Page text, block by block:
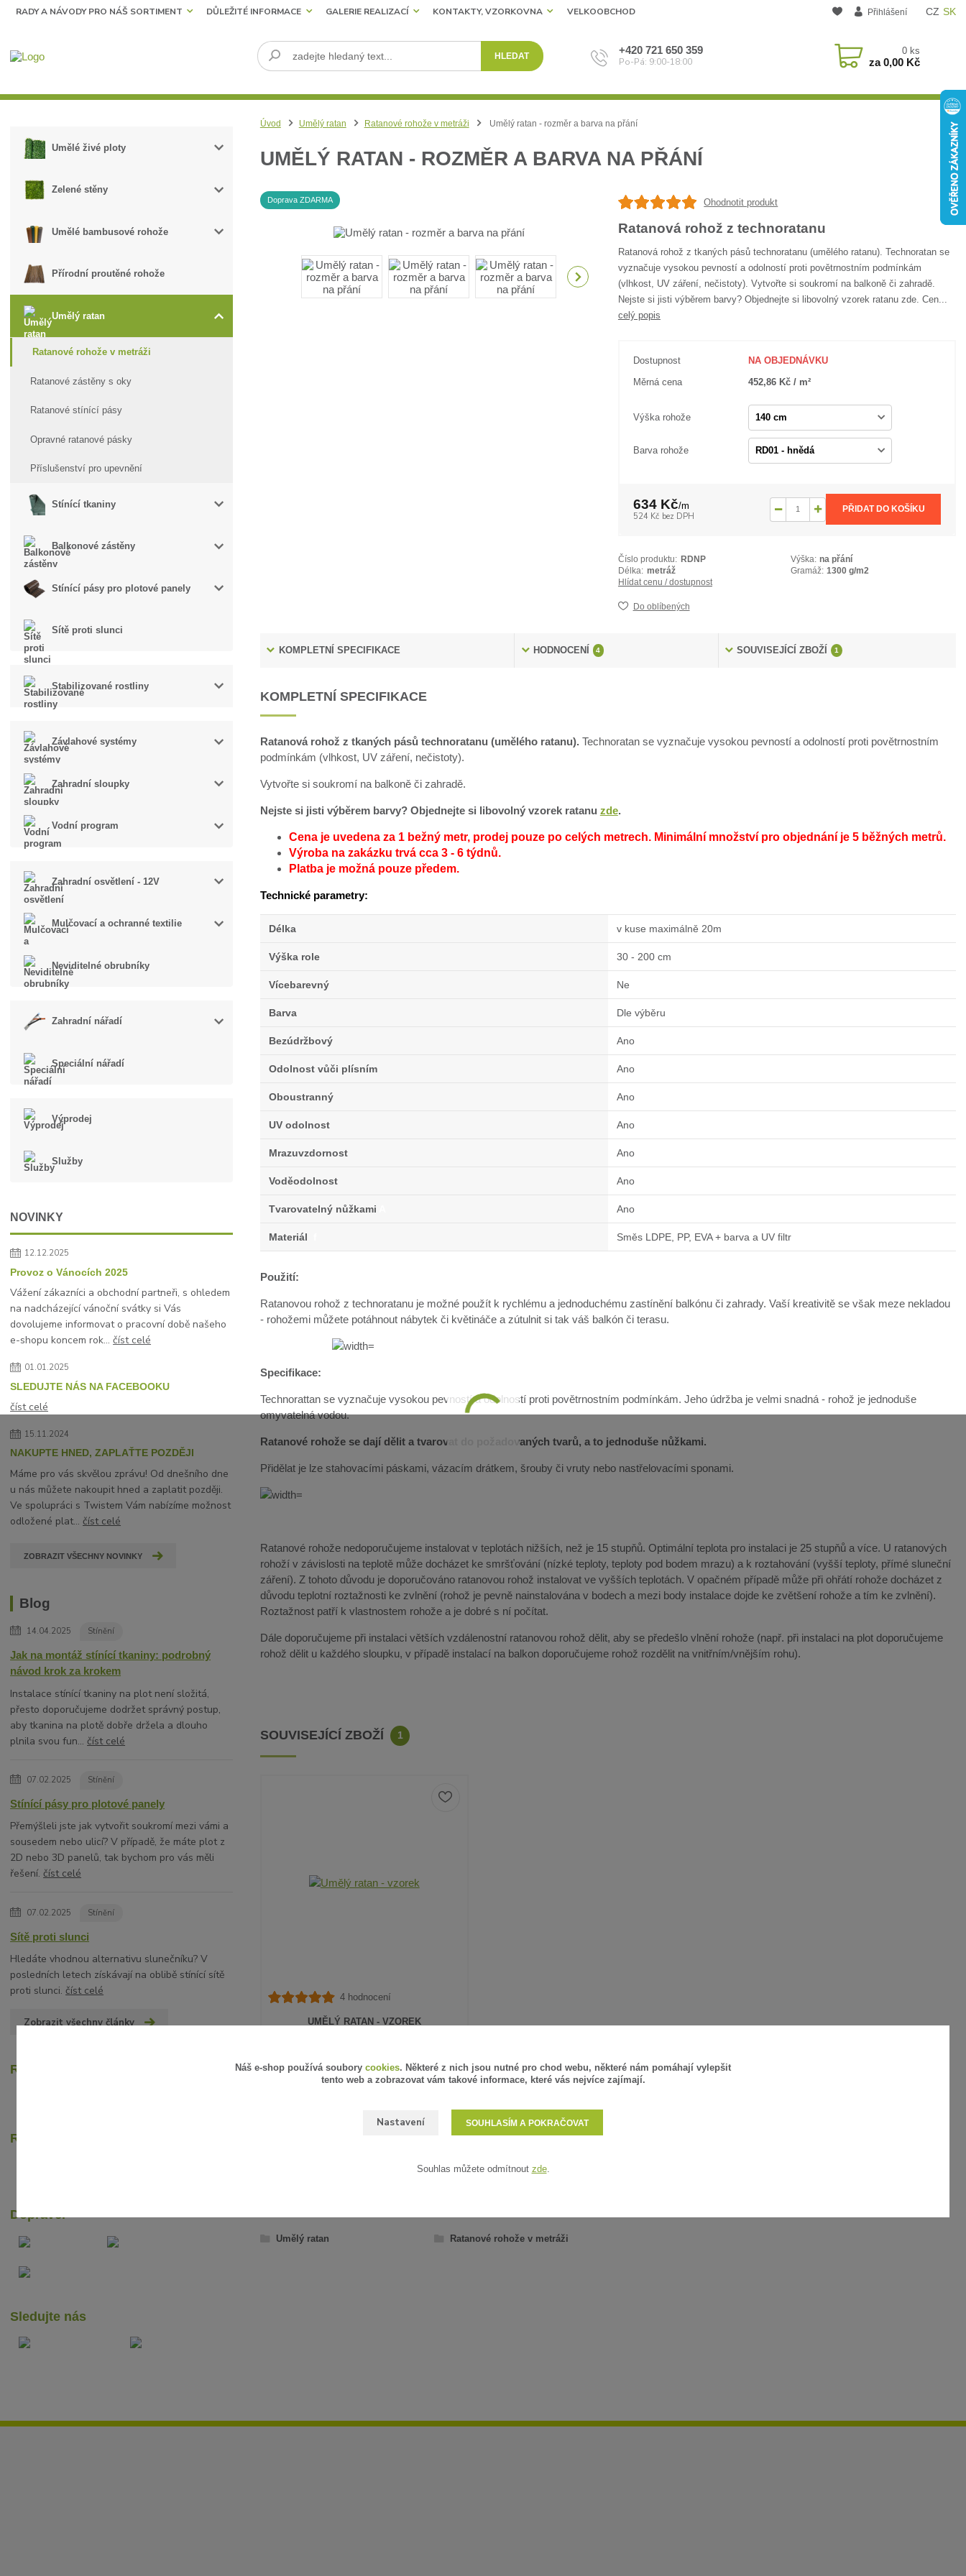
CZ SK
RADY A NÁVODY PRO NÁŠ SORTIMENT DŮLEŽITÉ INFORMACE GALERIE REALIZACÍ KONTAKTY, VZORKOVNA VELKOOBCHOD Přihlášení
HLEDAT +420 721 650 359
Po-Pá: 9:00-18:00
0 ks
za0,00 Kč
Umělé živé ploty
Zelené stěny
Umělé bambusové rohože
Přírodní proutěné rohože
Umělý ratan
Ratanové rohože v metráži
Ratanové zástěny s oky
Ratanové stínící pásy
Opravné ratanové pásky
Příslušenství pro upevnění
Stínící tkaniny
Balkonové zástěny
Stínící pásy pro plotové panely
Sítě proti slunci
Stabilizované rostliny
Závlahové systémy
Zahradní sloupky
Vodní program
Zahradní osvětlení - 12V
Mulčovací a ochranné textilie
Neviditelné obrubníky
Zahradní nářadí
Speciální nářadí
Výprodej
Služby
NOVINKY
12.12.2025
Provoz o Vánocích 2025
Vážení zákazníci a obchodní partneři, s ohledem
na nadcházející vánoční svátky si Vás
dovolujeme informovat o pracovní době našeho
e-shopu koncem rok...číst celé
01.01.2025
SLEDUJTE NÁS NA FACEBOOKU
číst celé
15.11.2024
NAKUPTE HNED, ZAPLAŤTE POZDĚJI
Máme pro vás skvělou zprávu! Od dnešního dne
u nás můžete nakoupit hned a zaplatit později.
Ve spolupráci s Twistem Vám nabízíme možnost
odložené plat...číst celé
ZOBRAZIT VŠECHNY NOVINKY
Blog
14.04.2025 Stínění
Jak na montáž stínící tkaniny: podrobný
návod krok za krokem
Instalace stínící tkaniny na plot není složitá,
přesto doporučujeme dodržet správný postup,
aby tkanina na plotě dobře držela a dlouho
plnila svou fun...číst celé
07.02.2025 Stínění
Stínící pásy pro plotové panely
Přemýšleli jste jak vytvořit soukromí mezi vámi a
sousedem nebo ulicí? V případě, že máte plot z
2D nebo 3D panelů, tak bychom pro vás měli
řešení.číst celé
07.02.2025 Stínění
Sítě proti slunci
Hledáte vhodnou alternativu slunečníku? V
posledních letech získávají na oblibě stínící sítě
proti slunci.číst celé
Zobrazit všechny články
Recenze zákazníků
Rychlé online platby
Dopravci
Sledujte nás
Úvod Umělý ratan Ratanové rohože v metráži Umělý ratan - rozměr a barva na přání
UMĚLÝ RATAN - ROZMĚR A BARVA NA PŘÁNÍ
Doprava ZDARMA Ohodnotit produkt
Ratanová rohož z technoratanu
Ratanová rohož z tkaných pásů technoratanu (umělého ratanu). Technoratan se
vyznačuje vysokou pevností a odolností proti povětrnostním podmínkám
(vlhkost, UV záření, nečistoty). Vytvořte si soukromí na balkoně či zahradě.
Nejste si jisti výběrem barvy? Objednejte si libovolný vzorek ratanu zde. Cen...
celý popis
Dostupnost NA OBJEDNÁVKU
Měrná cena 452,86 Kč / m²
Výška rohože
Barva rohože
634 Kč/m
524 Kč bez DPH
PŘIDAT DO KOŠÍKU
Číslo produktu: RDNP Výška: na přání
Délka: metráž Gramáž: 1300 g/m2
Hlídat cenu / dostupnost
Do oblíbených
KOMPLETNÍ SPECIFIKACE HODNOCENÍ 4 SOUVISEJÍCÍ ZBOŽÍ 1
KOMPLETNÍ SPECIFIKACE
Ratanová rohož z tkaných pásů technoratanu (umělého ratanu).Technoratan se vyznačuje vysokou pevností a odolností proti povětrnostním
podmínkám (vlhkost, UV záření, nečistoty).
Vytvořte si soukromí na balkoně či zahradě.
Nejste si jisti výběrem barvy? Objednejte si libovolný vzorek ratanu zde.
Cena je uvedena za 1 bežný metr, prodej pouze po celých metrech. Minimální množství pro objednání je 5 běžných metrů.
Výroba na zakázku trvá cca 3 - 6 týdnů.
Platba je možná pouze předem.
Technické parametry:
Délka v kuse maximálně 20m
Výška role 30 - 200 cm
Vícebarevný Ne
Barva Dle výběru
Bezúdržbový Ano
Odolnost vůči plísním Ano
Oboustranný Ano
UV odolnost Ano
Mrazuvzdornost Ano
Voděodolnost Ano
Tvarovatelný nůžkami Ano
Materiál Směs LDPE, PP, EVA + barva a UV filtr
Použití:
Ratanovou rohož z technoratanu je možné použít k rychlému a jednoduchému zastínění balkónu či zahrady. Vaší kreativitě se však meze nekladou
- rohožemi můžete potáhnout nábytek či květináče a zútulnit si tak váš balkón či terasu.
Specifikace:
Technorattan se vyznačuje vysokou pevností a odolností proti povětrnostním podmínkám. Jeho údržba je velmi snadná - rohož je jednoduše
omyvatelná vodou.
Ratanové rohože se dají dělit a tvarovat do požadovaných tvarů, a to jednoduše nůžkami.
Přidělat je lze stahovacími páskami, vázacím drátkem, šrouby či vruty nebo nastřelovacími sponami.
Ratanové rohože nedoporučujeme instalovat v teplotách nižších, než je 15 stupňů. Optimální teplota pro instalaci je 25 stupňů a více. U ratanových
rohoží v závislosti na teplotě může docházet ke smršťování (nízké teploty, teploty pod bodem mrazu) a k roztahování (vyšší teploty, přímé sluneční
záření). Z tohoto důvodu je doporučováno ratanovou rohož instalovat ve vyšších teplotách. V opačném případě může při ohřátí rohože docházet z
důvodu teplotní roztažnosti ke zvlnění (rohož je pevně nainstalována v bodech a mezi body instalace dojde ke zvětšení rohože a tím ke zvlnění).
Roztažnost patří k vlastnostem rohože a je dobré s ní počítat.
Dále doporučujeme při instalaci větších vzdálenostní ratanovou rohož dělit, aby se předešlo vlnění rohože (např. při instalaci na plot doporučujeme
rohož dělit u každého sloupku, v případě instalací na balkon doporučujeme rohož rozdělit na vnitřním/vnějším rohu).
SOUVISEJÍCÍ ZBOŽÍ 1
4 hodnocení
UMĚLÝ RATAN - VZOREK
12 Kč bez DPH
Umělý ratan Ratanové rohože v metráži
Náš e-shop používá soubory cookies. Některé z nich jsou nutné pro chod webu, některé nám pomáhají vylepšit
tento web a zobrazovat vám takové informace, které vás nejvíce zajímají.
Nastavení SOUHLASÍM A POKRAČOVAT
Souhlas můžete odmítnout zde.